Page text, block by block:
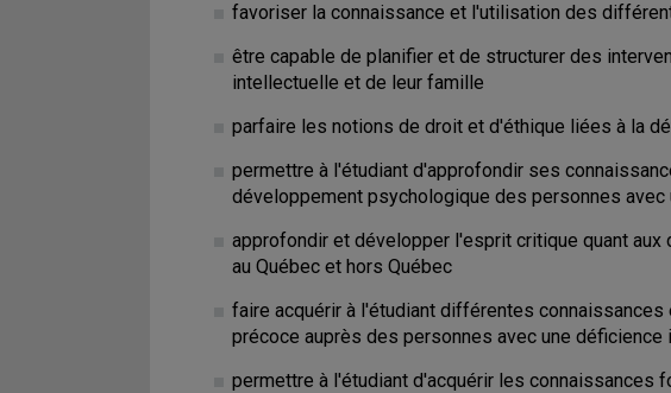
favoriser la connaissance et l'utilisation des
être capable de planifier et de structurer des
intellectuelle et de leur famille
parfaire les notions de droit et d'éthique liées à la
permettre à l'étudiant d'approfondir ses
développement psychologique des personnes
approfondir et développer l'esprit critique quant
au Québec et hors Québec
faire acquérir à l'étudiant différentes
précoce auprès des personnes avec une déficience
permettre à l'étudiant d'acquérir les connaissances